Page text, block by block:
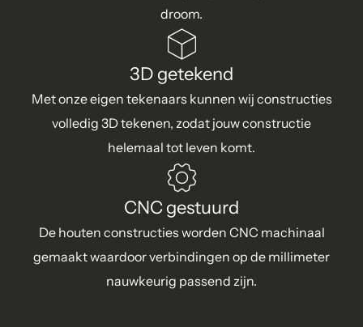
droom.
3D getekend
Met onze eigen tekenaars kunnen wij constructies
volledig 3D tekenen, zodat jouw constructie
helemaal tot leven komt.
CNC gestuurd
De houten constructies worden CNC machinaal
gemaakt waardoor verbindingen op de millimeter
nauwkeurig passend zijn.